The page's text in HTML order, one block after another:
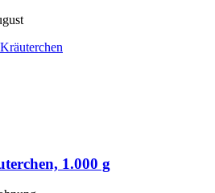
1.000 g